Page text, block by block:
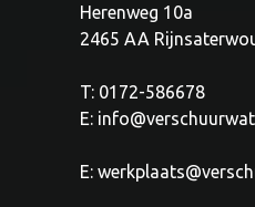
Herenweg 10a
2465 AA
T: 0172-586678
E:
E: